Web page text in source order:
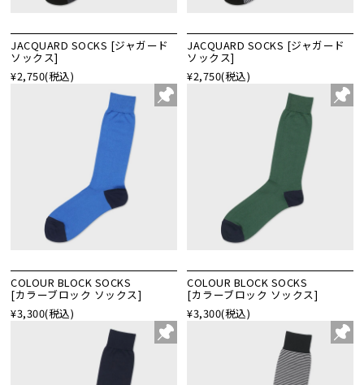
JACQUARD SOCKS [ジャガード
ソックス]
¥2,750(税込)
JACQUARD SOCKS [ジャガード
ソックス]
¥2,750(税込)
COLOUR BLOCK SOCKS
[カラーブロック ソックス]
¥3,300(税込)
COLOUR BLOCK SOCKS
[カラーブロック ソックス]
¥3,300(税込)